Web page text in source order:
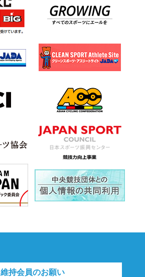
維持会員のお願い